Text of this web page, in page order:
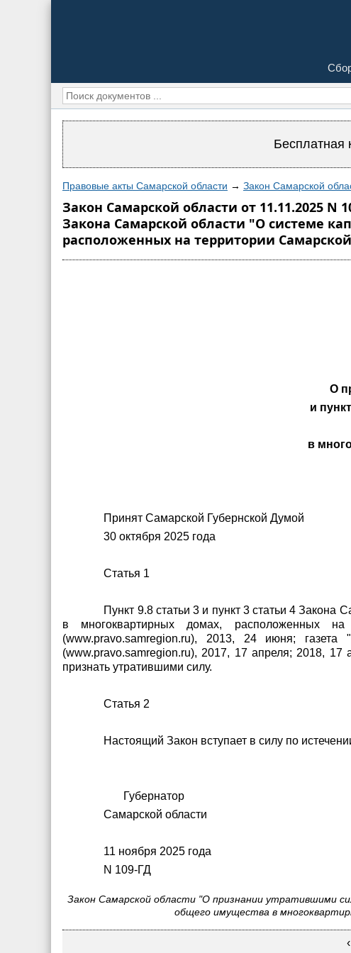
Бесплатная
Правовые акты Самарской области → Закон Самарской
Закон Самарской области от 11.11.2025
Закона Самарской области "О системе
расположенных на территории
О
и
в
Принят Самарской Губернской Думой
30 октября 2025 года
Статья 1
Пункт 9.8 статьи 3 и пункт 3 статьи 4
в многоквартирных домах, расположенных
(www.pravo.samregion.ru), 2013, 24 июня;
(www.pravo.samregion.ru), 2017, 17 апреля; 2018,
признать утратившими силу.
Статья 2
Настоящий Закон вступает в силу по
Губернатор
Самарской
11 ноября 2025 года
N 109-ГД
Закон Самарской области "О признании утратившими
общего имущества в
‹